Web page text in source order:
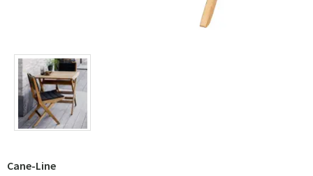
Cane-Line